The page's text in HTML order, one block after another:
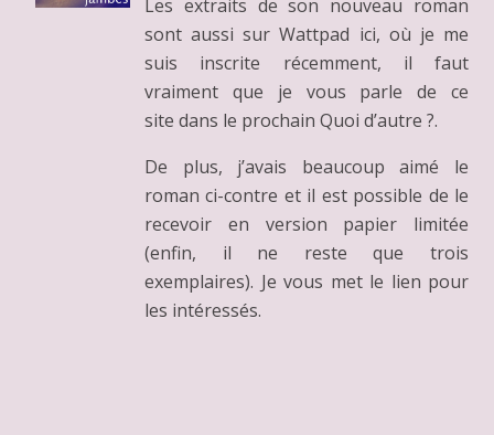
Les extraits de son nouveau roman
sont aussi sur Wattpad ici, où je me
suis inscrite récemment, il faut
vraiment que je vous parle de ce
site dans le prochain Quoi d’autre ?.
De plus, j’avais beaucoup aimé le
roman ci-contre et il est possible de le
recevoir en version papier limitée
(enfin, il ne reste que trois
exemplaires). Je vous met le lien pour
les intéressés.